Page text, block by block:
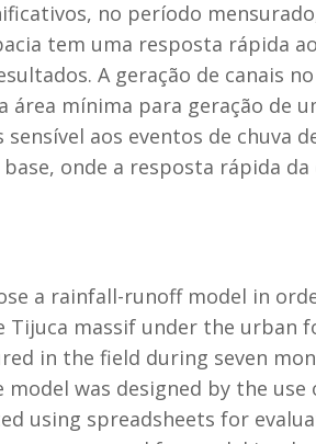
no período
tem uma resposta rápida
A geração de canais
área mínima para geração de
aos eventos de chuva
onde a resposta rápida
a rainfall-runoff model in
Tijuca massif under the urban
in the field during seven
model was designed by the
using spreadsheets for